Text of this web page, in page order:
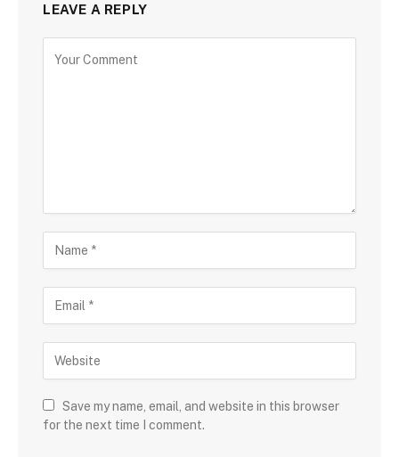
LEAVE A REPLY
Save my name, email, and website in this browser
for the next time I comment.